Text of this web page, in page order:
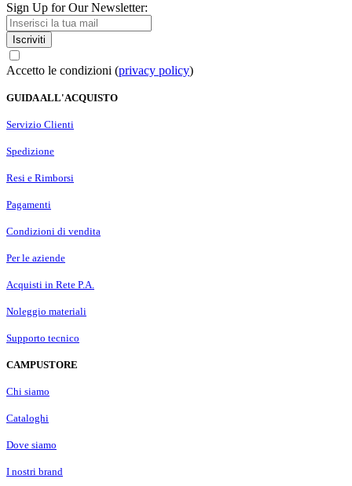
Sign Up for Our Newsletter:
Iscriviti
Accetto le condizioni (privacy policy)
GUIDA ALL'ACQUISTO
Servizio Clienti
Spedizione
Resi e Rimborsi
Pagamenti
Condizioni di vendita
Per le aziende
Acquisti in Rete P.A.
Noleggio materiali
Supporto tecnico
CAMPUSTORE
Chi siamo
Cataloghi
Dove siamo
I nostri brand